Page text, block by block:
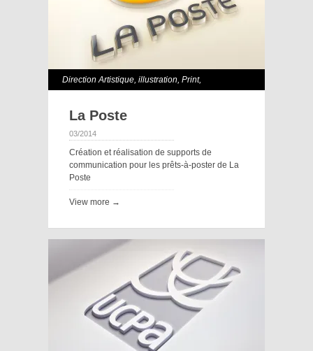
Direction Artistique, illustration, Print,
La Poste
03/2014
Création et réalisation de supports de
communication pour les prêts-à-poster de La
Poste
View more →